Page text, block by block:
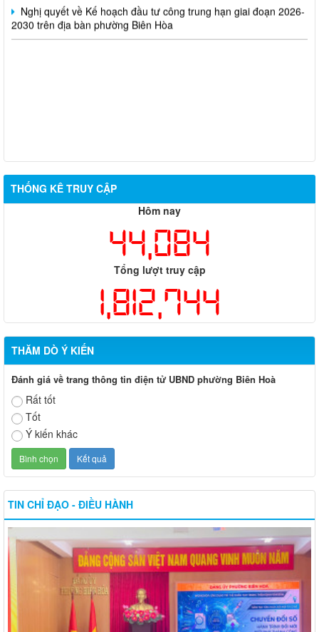
Nghị quyết về Kế hoạch đầu tư công trung hạn giai đoạn 2026-
2030 trên địa bàn phường Biên Hòa
THỐNG KÊ TRUY CẬP
Hôm nay
44,084
Tổng lượt truy cập
1,812,744
THĂM DÒ Ý KIẾN
Đánh giá về trang thông tin điện tử UBND phường Biên Hoà
Rất tốt
Tốt
Ý kiến khác
TIN CHỈ ĐẠO - ĐIỀU HÀNH